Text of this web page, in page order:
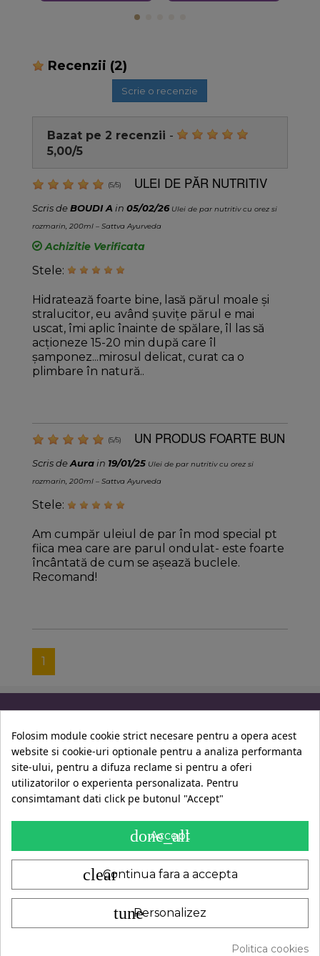
Recenzii (2)
Scrie o recenzie
Bazat pe 2 recenzii -
5,00/5
(5/5) ULEI DE PĂR NUTRITIV
Scris deBOUDI A in 05/02/26 Ulei de par nutritiv cu orez si
rozmarin, 200ml – Sattva Ayurveda
Achizitie Verificata
Stele:
Hidratează foarte bine, lasă părul moale și
stralucitor, eu având șuvițe părul e mai
uscat, îmi aplic înainte de spălare, îl las să
acționeze 15-20 min după care îl
șamponez...mirosul delicat, curat ca o
plimbare în natură..
(5/5) UN PRODUS FOARTE BUN
Scris deAurain 19/01/25 Ulei de par nutritiv cu orez si
rozmarin, 200ml – Sattva Ayurveda
Stele:
Am cumpăr uleiul de par în mod special pt
fiica mea care are parul ondulat- este foarte
încântată de cum se așează buclele.
Recomand!
1
Contul Tau
Contact
© 2014-2024 -
Folosim module cookie strict necesare pentru a opera acest
website si cookie-uri optionale pentru a analiza performanta
site-ului, pentru a difuza reclame si pentru a oferi
utilizatorilor o experienta personalizata. Pentru
consimtamant dati click pe butonul "Accept"
done_all
Accept
clearContinua fara a accepta
tunePersonalizez
Politica cookies